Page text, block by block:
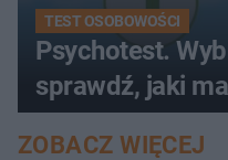
TEST OSOBOWOŚCI
Psychotest.
sprawdź, jaki
ZOBACZ WIĘCEJ